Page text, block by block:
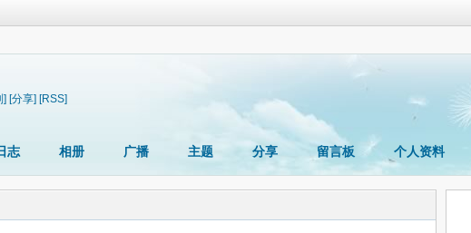
] [分享] [RSS]
志 相册 广播 主题 分享 留言板 个人资料